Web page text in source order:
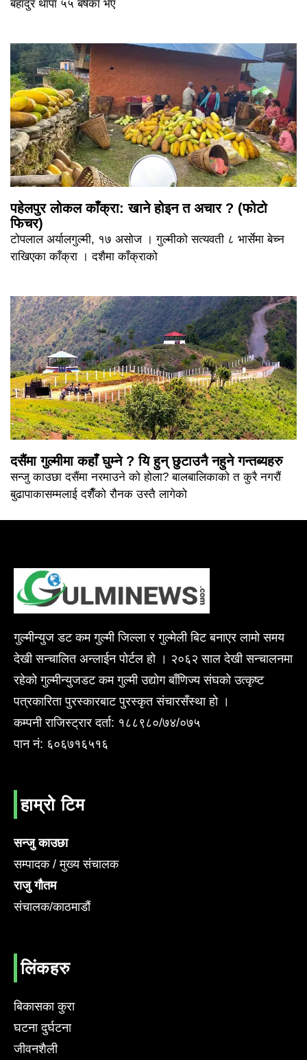
बहादुर थापा ५५ बर्षका भए
पहेलपुर लोकल काँक्रा: खाने होइन त अचार ? (फोटो
फिचर)
टोपलाल अर्यालगुल्मी, १७ असोज । गुल्मीको सत्यवती ८ भार्सेमा बेच्न
राखिएका काँक्रा । दशैमा काँक्राको
दसैंमा गुल्मीमा कहाँ घुम्ने ? यि हुन् छुटाउनै नहुने गन्तब्यहरु
सन्जु काउछा दसैंमा नरमाउने को होला? बालबालिकाको त कुरै नगरौं
बुढापाकासम्मलाई दशैँको रौनक उस्तै लागेको
गुल्मीन्युज डट कम गुल्मी जिल्ला र गुल्मेली बिट बनाएर लामो समय
देखी सन्चालित अन्लाईन पोर्टल हो । २०६२ साल देखी सन्चालनमा
रहेको गुल्मीन्युजडट कम गुल्मी उद्योग बाँणिज्य संघको उत्कृष्ट
पत्रकारिता पुरस्कारबाट पुरस्कृत संचारसँस्था हो ।
कम्पनी राजिस्ट्रार दर्ता: १८८९८०/७४/०७५
पान नं: ६०६७१६५१६
हाम्रो टिम
सन्जु काउछा
सम्पादक / मुख्य संचालक
राजु गौतम
संचालक/काठमाडौं
लिंकहरु
बिकासका कुरा
घटना दुर्घटना
जीवनशैली